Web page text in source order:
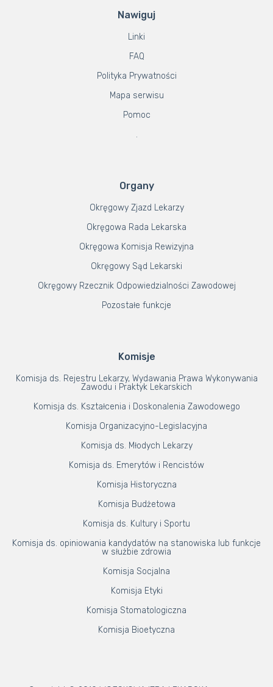
Nawiguj
Linki
FAQ
Polityka Prywatności
Mapa serwisu
Pomoc
.
Organy
Okręgowy Zjazd Lekarzy
Okręgowa Rada Lekarska
Okręgowa Komisja Rewizyjna
Okręgowy Sąd Lekarski
Okręgowy Rzecznik Odpowiedzialności Zawodowej
Pozostałe funkcje
Komisje
Komisja ds. Rejestru Lekarzy, Wydawania Prawa Wykonywania
Zawodu i Praktyk Lekarskich
Komisja ds. Kształcenia i Doskonalenia Zawodowego
Komisja Organizacyjno-Legislacyjna
Komisja ds. Młodych Lekarzy
Komisja ds. Emerytów i Rencistów
Komisja Historyczna
Komisja Budżetowa
Komisja ds. Kultury i Sportu
Komisja ds. opiniowania kandydatów na stanowiska lub funkcje
w służbie zdrowia
Komisja Socjalna
Komisja Etyki
Komisja Stomatologiczna
Komisja Bioetyczna